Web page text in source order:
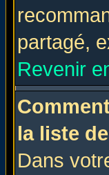
partagé,
Revenir
la liste
Dans